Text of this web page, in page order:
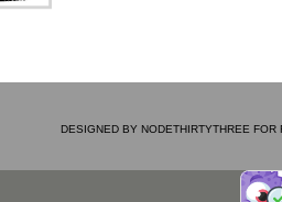
DESIGNED BY NODETHIRTYTHREE FOR